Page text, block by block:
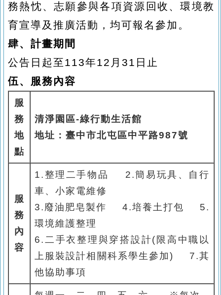
務熱忱、志願參與各項資源回收、環境教
育宣導及推廣活動，均可報名 參加。
肆、計畫期間
公告日起至113年12 月 31 日止
伍、服務內容
服
務
地
點
清淨園區-綠行動生活館
地址：臺中市北屯區中平路987號
服
務
內
容
1.整理二手物品 2.簡易玩具、自行
車、小家電維修
3.廢油肥皂製作 4.培養土打包
5.
環境維護整理
6. 二手衣整理與穿搭設計( 限高中職以
上服裝設計相關科系學生參加) 7.其
他協助事項